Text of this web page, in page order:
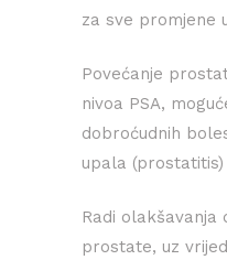
za sve promjene
Povećanje
nivoa PSA,
dobroćudnih
upala
Radi olakšavanja
prostate, uz